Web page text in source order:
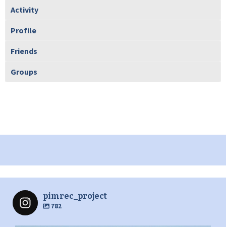
Activity
Profile
Friends
Groups
pimrec_project
782